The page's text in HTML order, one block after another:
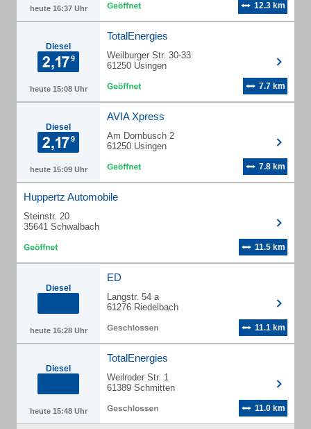
heute 16:37 Uhr 12.3 km
Diesel
heute 15:08 Uhr
TotalEnergies
Weilburger Str. 30-33
61250 Usingen
7.7 km
Diesel
heute 15:09 Uhr
AVIA Xpress
Am Dornbusch 2
61250 Usingen
7.8 km
Huppertz Automobile
Steinstr. 20
35641 Schwalbach
11.5 km
Diesel
heute 16:28 Uhr
ED
Langstr. 54 a
61276 Riedelbach
11.1 km
Diesel
heute 15:48 Uhr
TotalEnergies
Weilroder Str. 1
61389 Schmitten
11.0 km